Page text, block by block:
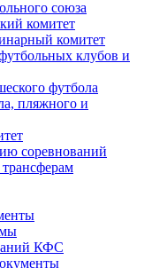
союза
комитет
комитет
клубов и
футбола
пляжного и
соревнований
КФС